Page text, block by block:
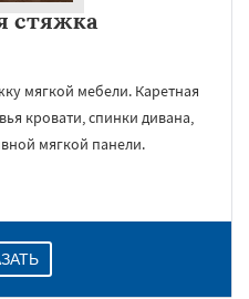
стяжка
мягкой мебели. Каретная
кровати, спинки дивана,
мягкой панели.